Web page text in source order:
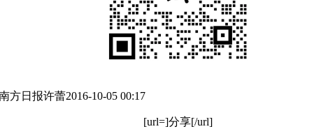
方日报许蕾2016-10-05 00:17
[url=]分享[/url]